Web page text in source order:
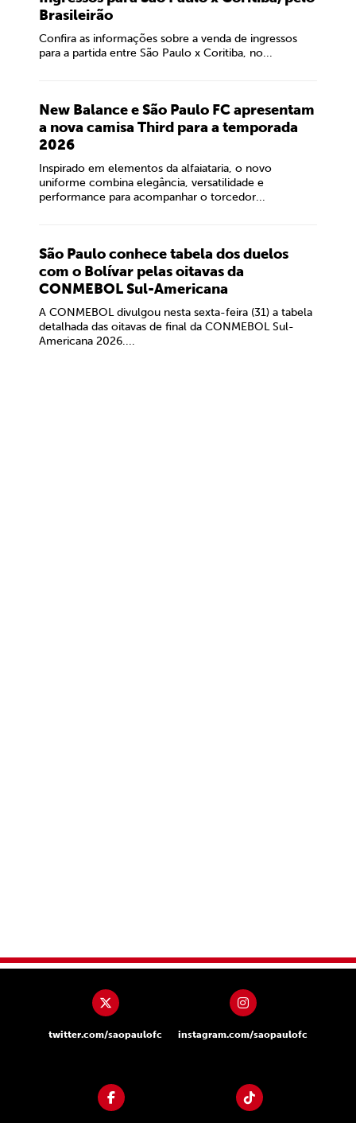
Brasileirão
Confira as informações sobre a venda de ingressos
para a partida entre São Paulo x Coritiba, no...
New Balance e São Paulo FC apresentam
a nova camisa Third para a temporada
2026
Inspirado em elementos da alfaiataria, o novo
uniforme combina elegância, versatilidade e
performance para acompanhar o torcedor...
São Paulo conhece tabela dos duelos
com o Bolívar pelas oitavas da
CONMEBOL Sul-Americana
A CONMEBOL divulgou nesta sexta-feira (31) a tabela
detalhada das oitavas de final da CONMEBOL Sul-
Americana 2026....
twitter.com/saopaulofc instagram.com/saopaulofc